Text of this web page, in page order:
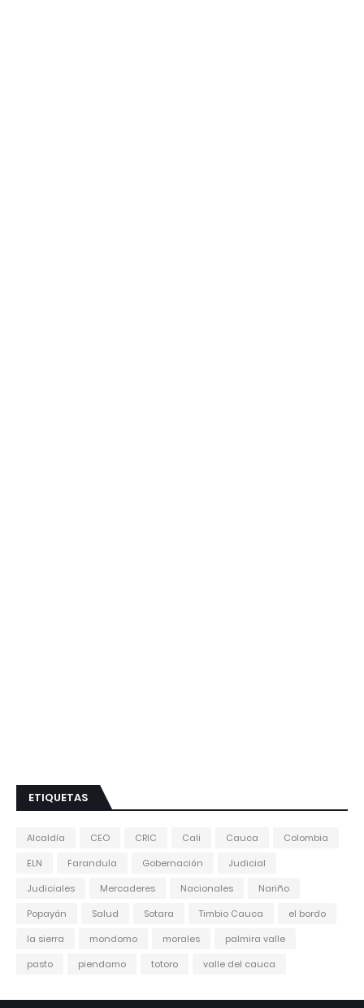
ETIQUETAS
Alcaldía CEO CRIC Cali Cauca
Colombia
ELN
Farandula Gobernación
Judicial
Judiciales
Mercaderes Nacionales
Nariño
Popayán
Salud Sotara Timbio Cauca
el bordo
la sierra
mondomo morales
palmira valle
pasto
piendamo totoro valle del cauca